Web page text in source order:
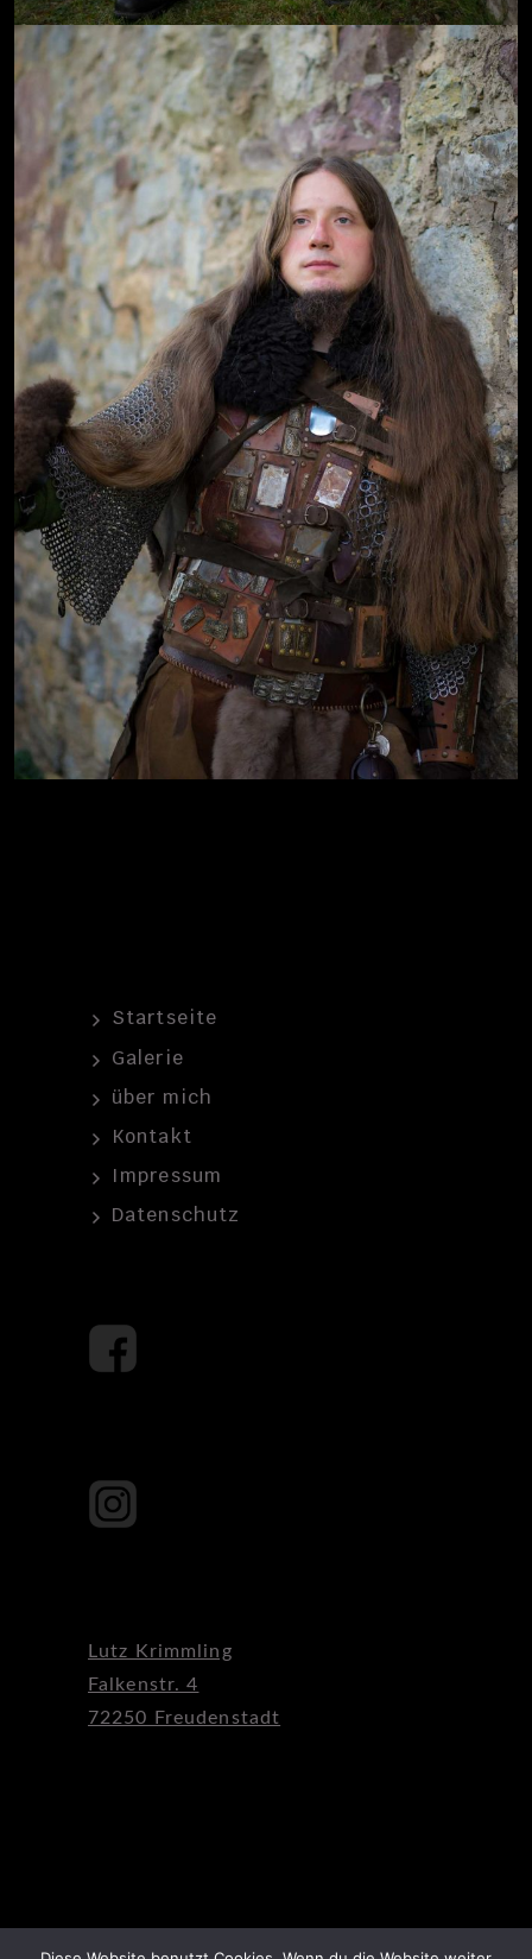
Startseite
Galerie
über mich
Kontakt
Impressum
Datenschutz
Lutz Krimmling
Falkenstr. 4
72250 Freudenstadt